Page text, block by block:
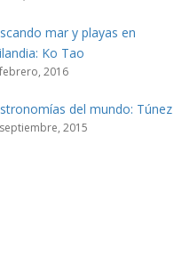
mar y playas en
Ko Tao
2016
del mundo: Túnez
2015